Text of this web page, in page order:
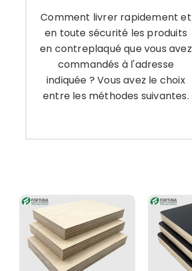
Comment livrer rapidement et
en toute sécurité les produits
en contreplaqué que vous avez
commandés à l'adresse
indiquée ? Vous avez le choix
entre les méthodes suivantes.
en contreplaqué que vous avez
commandés à l'adresse
indiquée ? Vous avez le choix
entre les méthodes suivantes.
Apprendre encore plus